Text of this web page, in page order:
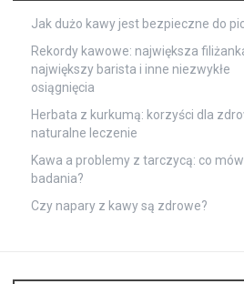
Jak dużo kawy jest bezpieczne do
Rekordy kawowe: największa
największy barista i inne niezwykłe
osiągnięcia
Herbata z kurkumą: korzyści dla
naturalne leczenie
Kawa a problemy z tarczycą: co
badania?
Czy napary z kawy są zdrowe?